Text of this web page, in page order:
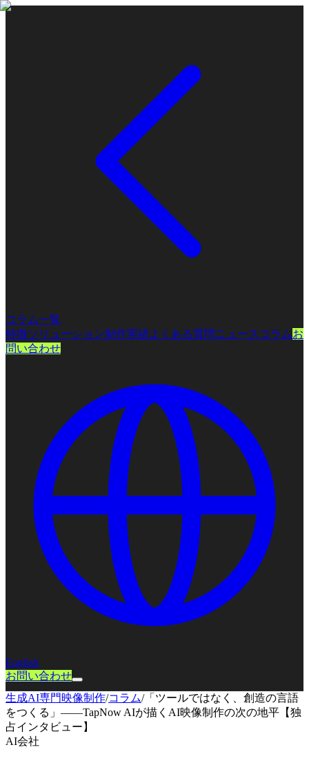
コラム一覧
特徴ソリューション制作実績よくある質問ニュース コラムお
問い合わせ
English
お問い合わせ
生成AI専門映像制作/コラム/「ツールではなく、創造の言語
をつくる」——TapNow AIが描くAI映像制作の次の地平【独
占インタビュー】
AI会社